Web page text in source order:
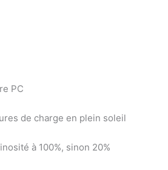
PC
de charge en plein soleil
à 100%, sinon 20%